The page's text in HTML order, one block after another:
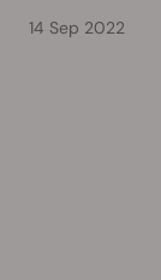
14 Sep 2022